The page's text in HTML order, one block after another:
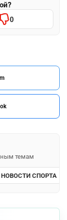
0
темам
НОВОСТИ СПОРТА